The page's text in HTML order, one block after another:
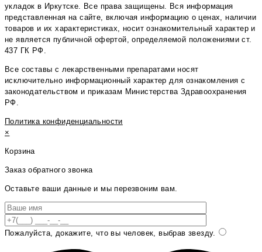
укладок в Иркутске. Все права защищены. Вся информация
представленная на сайте, включая информацию о ценах, наличии
товаров и их характеристиках, носит ознакомительный характер и
не является публичной офертой, определяемой положениями ст.
437 ГК РФ.
Все составы с лекарственными препаратами носят
исключительно информационный характер для ознакомления с
законодательством и приказам Министерства Здравоохранения
РФ.
Политика конфиденциальности
×
Корзина
Заказ обратного звонка
Оставьте ваши данные и мы перезвоним вам.
Пожалуйста, докажите, что вы человек, выбрав звезду.